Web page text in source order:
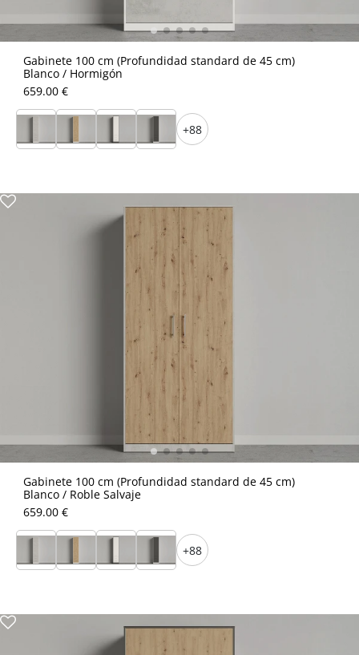
Gabinete 100 cm (Profundidad standard de 45 cm)
Blanco / Hormigón
659.00 €
+88
Gabinete 100 cm (Profundidad standard de 45 cm)
Blanco / Roble Salvaje
659.00 €
+88